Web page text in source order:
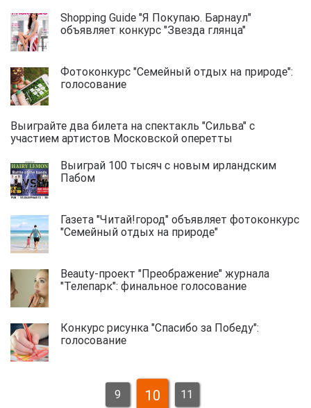
Shopping Guide "Я Покупаю. Барнаул"
объявляет конкурс "Звезда глянца"
Фотоконкурс "Семейный отдых на природе":
голосование
Выиграйте два билета на спектакль "Сильва" с
участием артистов Московской оперетты
Выиграй 100 тысяч с новым ирландским
Пабом
Газета "Читай!город" объявляет фотоконкурс
"Семейный отдых на природе"
Beauty-проект "Преображение" журнала
"Телепарк": финальное голосование
Конкурс рисунка "Спасибо за Победу":
голосование
9 10 11